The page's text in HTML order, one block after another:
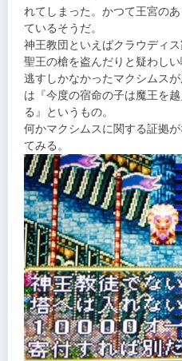
れてしまった。かつて王宮の
ているそうだ。
神王教団といえばクラウディ
聖王の槍を盗んだりと疑わし
逃すしかなかったマクシムス
は『今度の宿命の子は魔王を
る』というもの。
何かマクシムスに関する証拠
てみる。